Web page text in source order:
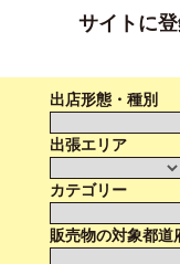
サイトに
出店形態・種別
出張エリア
カテゴリー
販売物の対象都道